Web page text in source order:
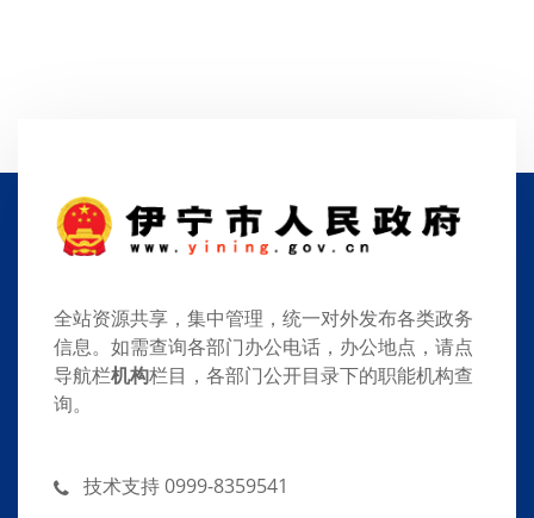
全站资源共享，集中管理，统一对外发布各类政务
信息。如需查询各部门办公电话，办公地点，请点
导航栏机构栏目，各部门公开目录下的职能机构查
询。
技术支持 0999-8359541